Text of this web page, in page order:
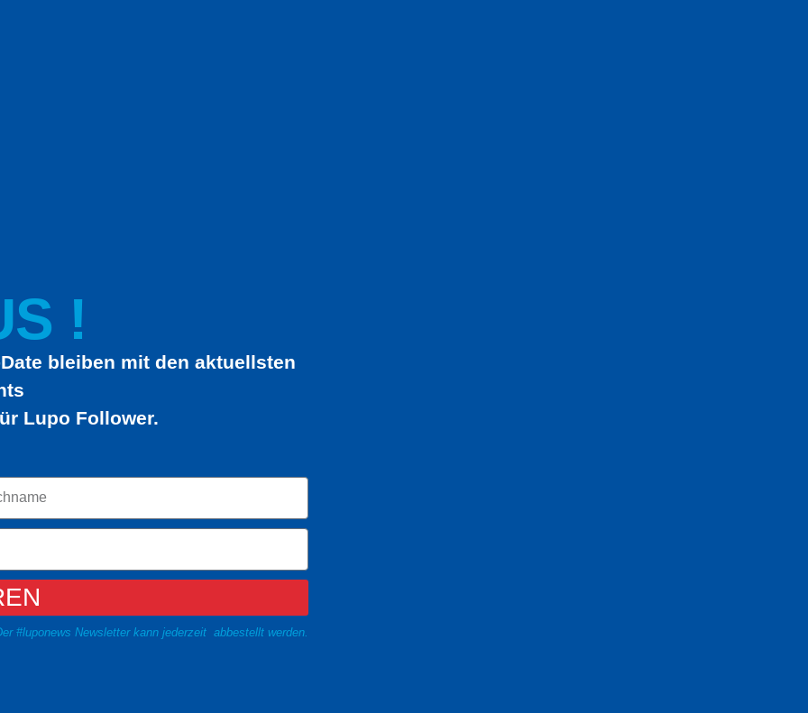
!
bleiben mit den aktuellsten
Lupo Follower.
#luponews Newsletter kann jederzeit abbestellt werden.